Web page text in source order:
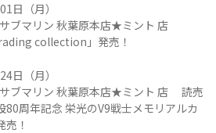
日（月）
ブマリン 秋葉原本店★ミント 店
collection」発売！
日（月）
ブマリン 秋葉原本店★ミント 店 読売
周年記念 栄光のV9戦士メモリアルカ
売！